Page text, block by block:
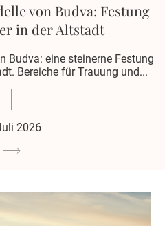
von Budva: Festung
in der Altstadt
Budva: eine steinerne Festung
Bereiche für Trauung und...
2026